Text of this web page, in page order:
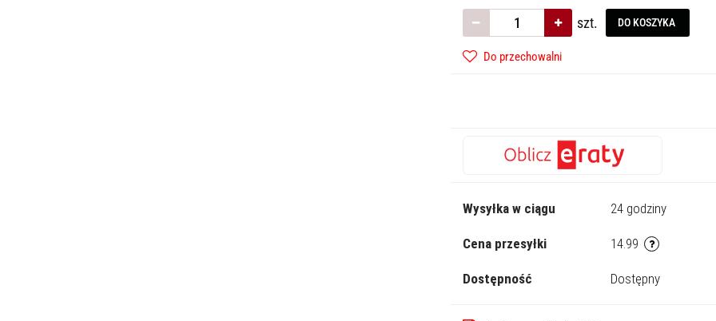
szt. DO KOSZYKA
Do przechowalni
Wysyłka w ciągu 24 godziny
Cena przesyłki 14.99
Dostępność Dostępny